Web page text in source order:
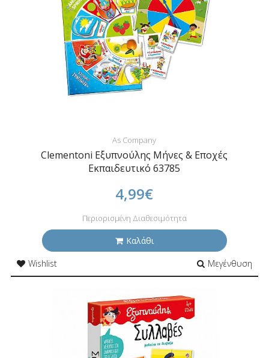
As Company
Clementoni Εξυπνούλης Μήνες & Εποχές
Εκπαιδευτικό 63785
4,99€
Περιορισμένη Διαθεσιμότητα
Καλάθι
Wishlist
Μεγένθυση